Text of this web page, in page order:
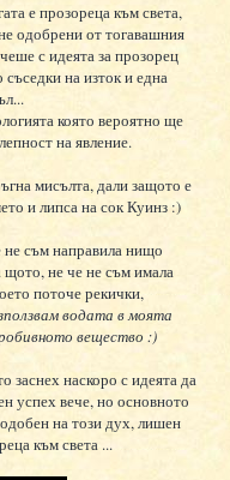
е прозореца към света,
одобрени от тогавашния
с идеята за прозорец
съседки на изток и една
която вероятно ще
на явление.
мисълта, дали защото е
и липса на сок Куинз :)
не съм направила нищо
щото, не че не съм имала
поточе рекички,
водата в моята
вещество :)
заснех наскоро с идеята да
успех вече, но основното
на този дух, лишен
към света ...